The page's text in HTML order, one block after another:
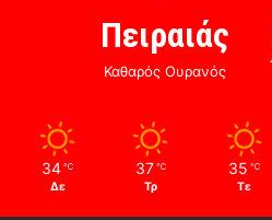
Πειραιάς
Καθαρός Ουρανός
34 ℃
Δε
37 ℃
Τρ
35 ℃
Τε